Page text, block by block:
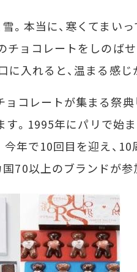
。本当に、寒くてまいっ
チョコレートをしのば
入れると、温まる感じ
コレートが集まる祭典
す。1995年にパリで始
年で10回目を迎え、
国70以上のブランドが参